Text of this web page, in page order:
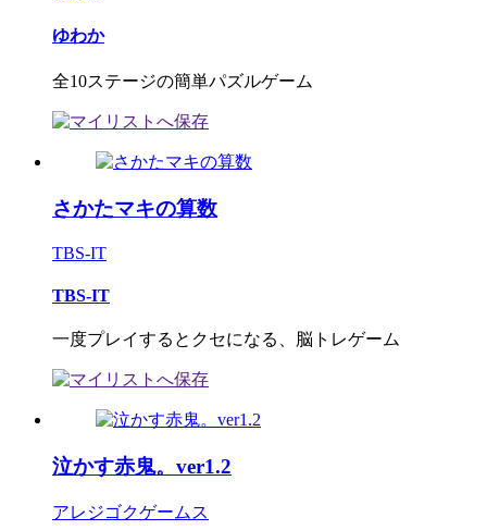
ゆわか
全10ステージの簡単パズルゲーム
さかたマキの算数
TBS-IT
TBS-IT
一度プレイするとクセになる、脳トレゲーム
泣かす赤鬼。ver1.2
アレジゴクゲームス